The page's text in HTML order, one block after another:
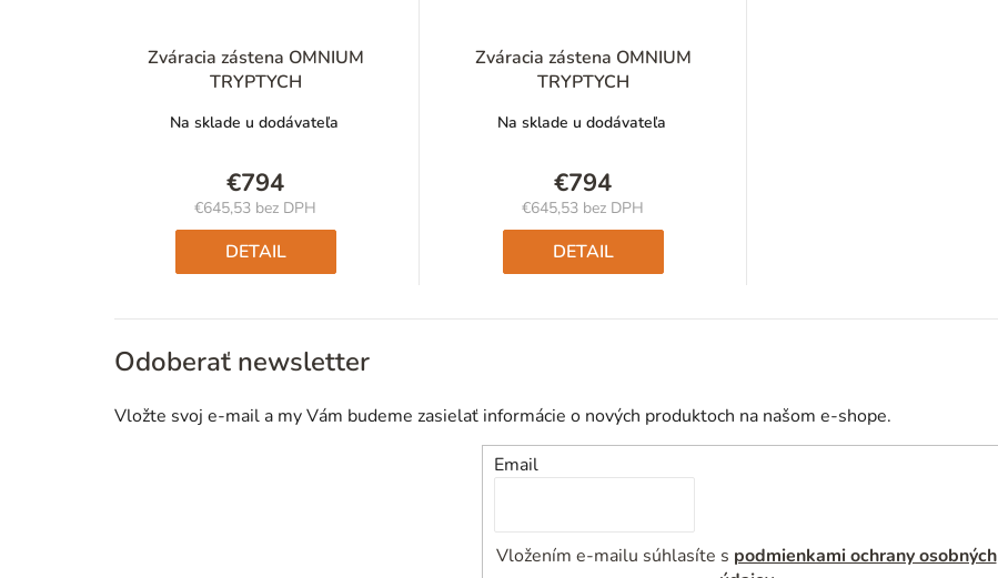
Zváracia zástena OMNIUM
TRYPTYCH
Na sklade u dodávateľa
€794
€645,53 bez DPH
Jednotková
cena:
DETAIL
Zváracia zástena OMNIUM
TRYPTYCH
Na sklade u dodávateľa
€794
€645,53 bez DPH
Jednotková
cena:
DETAIL
Odoberať newsletter
Vložte svoj e-mail a my Vám budeme zasielať informácie o nových produktoch na našom e-shope.
Email
Vložením e-mailu súhlasíte s podmienkami ochrany osobných